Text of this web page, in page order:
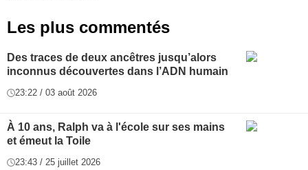
Les plus commentés
Des traces de deux ancêtres jusqu’alors
inconnus découvertes dans l’ADN humain
23:22 / 03 août 2026
À 10 ans, Ralph va à l'école sur ses mains
et émeut la Toile
23:43 / 25 juillet 2026